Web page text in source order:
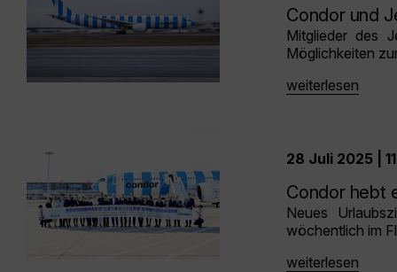
Condor und
Mitglieder des
Möglichkeiten
weiterlesen
28 Juli 2025 |
Condor hebt
Neues
wöchentlich im
weiterlesen